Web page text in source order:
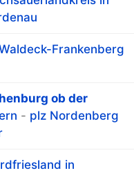
Frankenberg
ob der
- plz Nordenberg
in